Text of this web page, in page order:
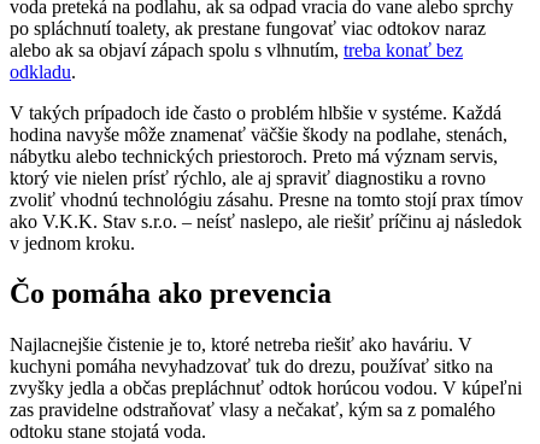
voda preteká na podlahu, ak sa odpad vracia do vane alebo sprchy
po spláchnutí toalety, ak prestane fungovať viac odtokov naraz
alebo ak sa objaví zápach spolu s vlhnutím, treba konať bez
odkladu.
V takých prípadoch ide často o problém hlbšie v systéme. Každá
hodina navyše môže znamenať väčšie škody na podlahe, stenách,
nábytku alebo technických priestoroch. Preto má význam servis,
ktorý vie nielen prísť rýchlo, ale aj spraviť diagnostiku a rovno
zvoliť vhodnú technológiu zásahu. Presne na tomto stojí prax tímov
ako V.K.K. Stav s.r.o. – neísť naslepo, ale riešiť príčinu aj následok
v jednom kroku.
Čo pomáha ako prevencia
Najlacnejšie čistenie je to, ktoré netreba riešiť ako haváriu. V
kuchyni pomáha nevyhadzovať tuk do drezu, používať sitko na
zvyšky jedla a občas prepláchnuť odtok horúcou vodou. V kúpeľni
zas pravidelne odstraňovať vlasy a nečakať, kým sa z pomalého
odtoku stane stojatá voda.